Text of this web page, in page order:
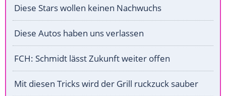
Diese Stars wollen keinen Nachwuchs
Diese Autos haben uns verlassen
FCH: Schmidt lässt Zukunft weiter offen
Mit diesen Tricks wird der Grill ruckzuck sauber